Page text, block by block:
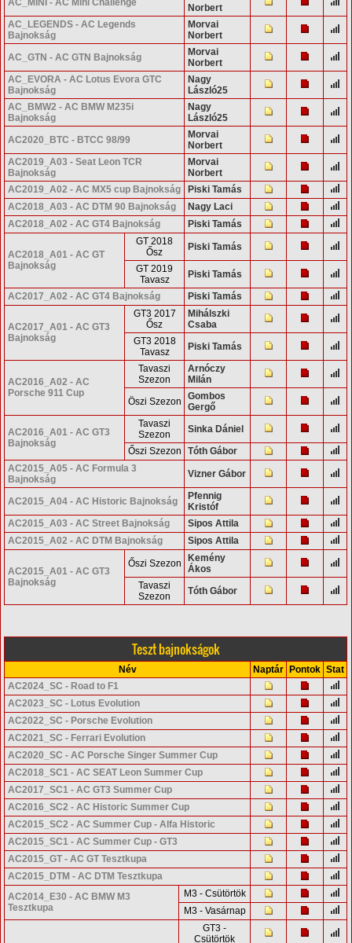
Norbert
AC_LEGENDS - AC Legends
Bajnokság
Morvai
Norbert
AC_GTN - AC GTN Bajnokság
Morvai
Norbert
AC_EVORA - AC Lotus Evora GTC
Bajnokság
Nagy
László25
AC_BMW2 - AC BMW M235i
Bajnokság
Nagy
László25
AC2020_BTC - BTCC 98/99
Morvai
Norbert
AC2019_A03 - Seat Leon TCR
Bajnokság
Morvai
Norbert
AC2019_A02 - AC MX5 cup Bajnokság
Piski Tamás
AC2018_A03 - AC DTM 90 Bajnokság
Nagy Laci
AC2018_A02 - AC GT4 Bajnokság
Piski Tamás
AC2018_A01 - AC GT
Bajnokság
GT 2018
Ősz
Piski Tamás
GT 2019
Tavasz
Piski Tamás
AC2017_A02 - AC GT4 Bajnokság
Piski Tamás
AC2017_A01 - AC GT3
Bajnokság
GT3 2017
Ősz
Mihálszki
Csaba
GT3 2018
Tavasz
Piski Tamás
AC2016_A02 - AC
Porsche 911 Cup
Tavaszi
Szezon
Arnóczy
Milán
Öszi Szezon
Gombos
Gergő
AC2016_A01 - AC GT3
Bajnokság
Tavaszi
Szezon
Sinka Dániel
Őszi Szezon
Tóth Gábor
AC2015_A05 - AC Formula 3
Bajnokság
Vizner Gábor
AC2015_A04 - AC Historic Bajnokság
Pfennig
Kristóf
AC2015_A03 - AC Street Bajnokság
Sipos Attila
AC2015_A02 - AC DTM Bajnokság
Sipos Attila
AC2015_A01 - AC GT3
Bajnokság
Őszi Szezon
Kemény
Ákos
Tavaszi
Szezon
Tóth Gábor
Teszt bajnokságok
Név Naptár Pontok Stat
AC2024_SC - Road to F1
AC2023_SC - Lotus Evolution
AC2022_SC - Porsche Evolution
AC2021_SC - Ferrari Evolution
AC2020_SC - AC Porsche Singer Summer Cup
AC2018_SC1 - AC SEAT Leon Summer Cup
AC2017_SC1 - AC GT3 Summer Cup
AC2016_SC2 - AC Historic Summer Cup
AC2015_SC2 - AC Summer Cup - Alfa Historic
AC2015_SC1 - AC Summer Cup - GT3
AC2015_GT - AC GT Tesztkupa
AC2015_DTM - AC DTM Tesztkupa
AC2014_E30 - AC BMW M3
Tesztkupa
M3 - Csütörtök
M3 - Vasárnap
GT3 -
Csütörtök